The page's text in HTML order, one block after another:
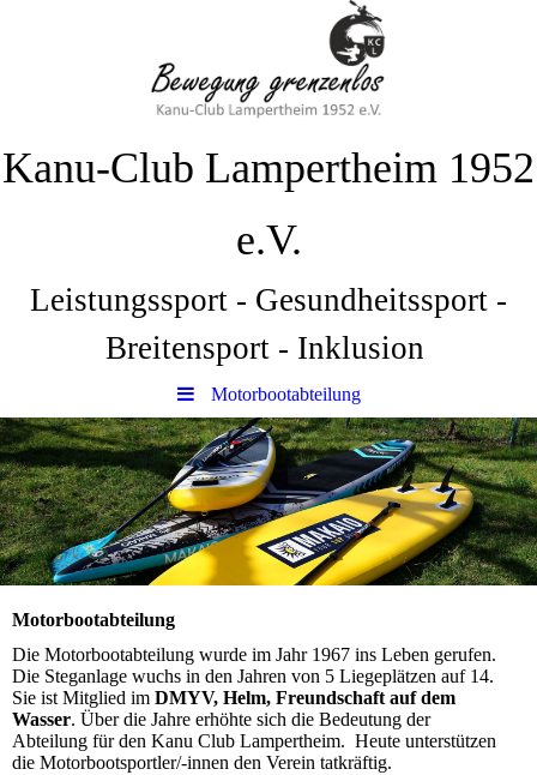
Kanu-Club Lampertheim 1952
e.V.
Leistungssport - Gesundheitssport -
Breitensport - Inklusion
Motorbootabteilung
Motorbootabteilung
Die Motorbootabteilung wurde im Jahr 1967 ins Leben gerufen.
Die Steganlage wuchs in den Jahren von 5 Liegeplätzen auf 14.
Sie ist Mitglied im DMYV, Helm, Freundschaft auf dem
Wasser. Über die Jahre erhöhte sich die Bedeutung der
Abteilung für den Kanu Club Lampertheim. Heute unterstützen
die Motorbootsportler/-innen den Verein tatkräftig.